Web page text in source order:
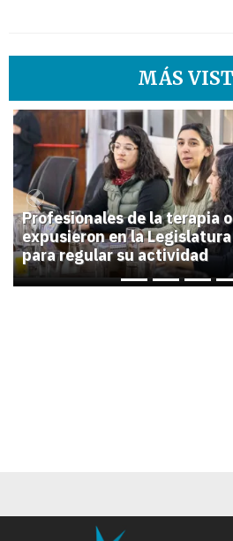
MÁS
1
Profesionales de la terapia
expusieron en la
para regular su actividad
Previous